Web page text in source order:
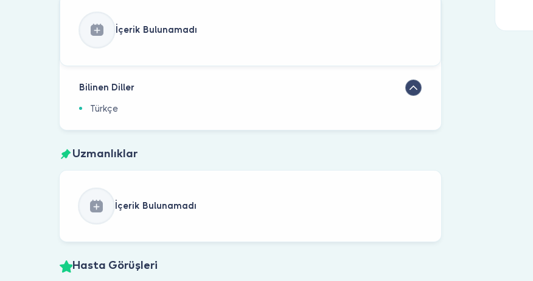
İçerik Bulunamadı
Bilinen Diller
Türkçe
Uzmanlıklar
İçerik Bulunamadı
Hasta Görüşleri